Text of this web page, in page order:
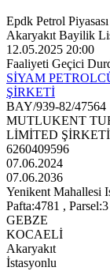
Epdk Petrol Piyasası
Akaryakıt Bayilik
12.05.2025 20:00
Faaliyeti Geçici
SİYAM
ŞİRKETİ
BAY/939-82/47564
MUTLUKENT
LİMİTED ŞİRKETİ
6260409596
07.06.2024
07.06.2036
Yenikent Mahallesi
Pafta:4781 ,
GEBZE
KOCAELİ
Akaryakıt
İstasyonlu